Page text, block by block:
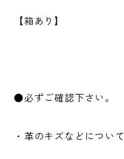
【箱あり】
●必ずご確認下さい。
・革のキズなどについて